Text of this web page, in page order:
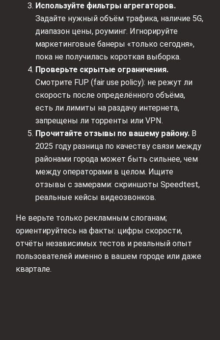
Используйте фильтры агрегаторов.
Задайте нужный объём трафика, наличие 5G,
диапазон цены, роуминг. Игнорируйте
маркетинговые банеры «только сегодня»,
пока не получилась короткая выборка.
Проверьте скрытые ограничения.
Смотрите FUP (fair use policy): не режут ли
скорость после определённого объёма,
есть ли лимиты на раздачу интернета,
запрещены ли торренты или VPN.
Прочитайте отзывы по вашему району. В
2025 году разница по качеству связи между
районами города может быть сильнее, чем
между операторами в целом. Ищите
отзывы с замерами: скриншоты Speedtest,
реальные кейсы видеозвонков.
Не верьте только рекламным слоганам;
ориентируйтесь на факты: цифры скорости,
отчёты независимых тестов и реальный опыт
пользователей именно в вашем городе или даже
квартале.